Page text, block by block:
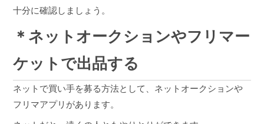
十分に確認しましょう。
＊ネットオークションやフリマー
ケットで出品する
ネットで買い手を募る方法として、ネットオークションや
フリマアプリがあります。